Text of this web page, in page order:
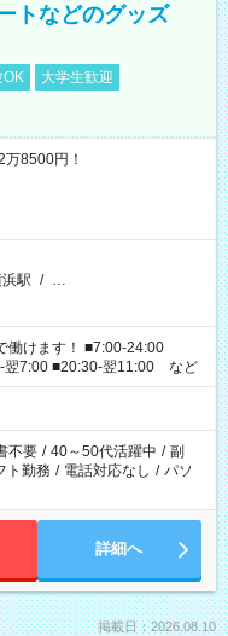
トなどのグッズ
OK
大学生歓迎
8500円！
駅 / …
働けます！ ■7:00-24:00
翌7:00 ■20:30-翌11:00 など
不要 / 40～50代活躍中 / 副
ト勤務 / 電話対応なし / パソ
詳細へ
掲載日：2026.08.10